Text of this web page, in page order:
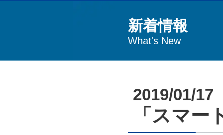
新着情報
What's New
2019/01/17
「スマー